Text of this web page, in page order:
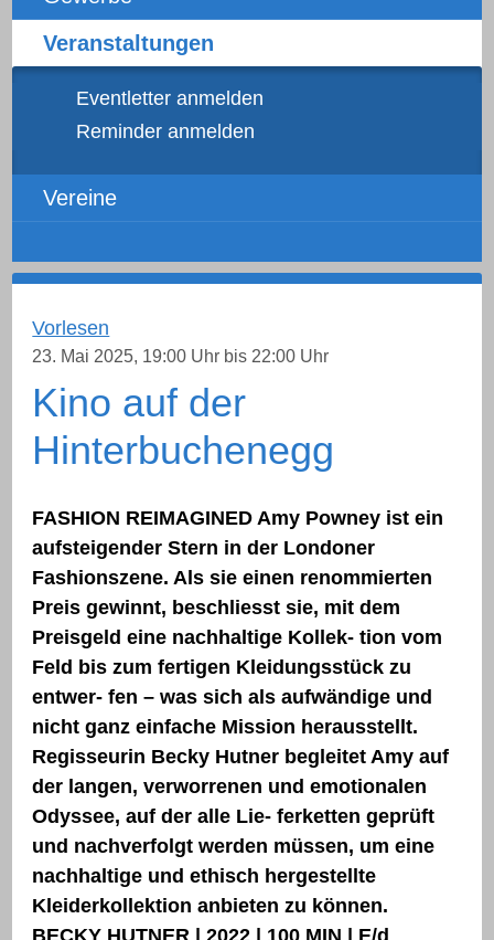
Veranstaltungen
Eventletter anmelden
Reminder anmelden
Vereine
Vorlesen
Kino auf der
Hinterbuchenegg
23. Mai 2025, 19:00 Uhr bis 22:00 Uhr
FASHION REIMAGINED Amy Powney ist ein
aufsteigender Stern in der Londoner
Fashionszene. Als sie einen renommierten
Preis gewinnt, beschliesst sie, mit dem
Preisgeld eine nachhaltige Kollek- tion vom
Feld bis zum fertigen Kleidungsstück zu
entwer- fen – was sich als aufwändige und
nicht ganz einfache Mission herausstellt.
Regisseurin Becky Hutner begleitet Amy auf
der langen, verworrenen und emotionalen
Odyssee, auf der alle Lie- ferketten geprüft
und nachverfolgt werden müssen, um eine
nachhaltige und ethisch hergestellte
Kleiderkollektion anbieten zu können.